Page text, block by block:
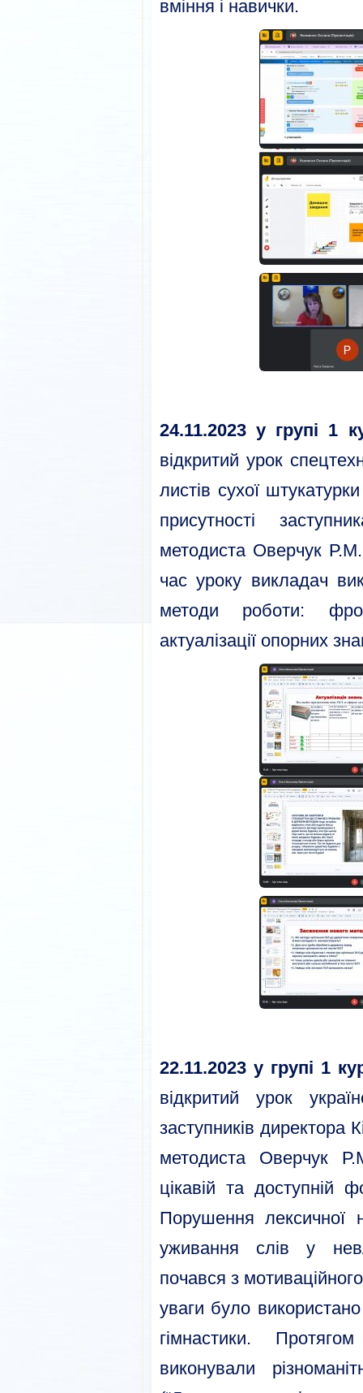
вміння і навички.
24.11.2023 у групі 1
відкритий урок
листів сухої
присутності
методиста Оверчук
час уроку викладач
методи роботи:
актуалізації опорних
22.11.2023 у групі 1
відкритий урок
заступників директора
методиста Оверчук
цікавій та доступній
Порушення
уживання слів у
почався з
уваги було
гімнастики.
виконували